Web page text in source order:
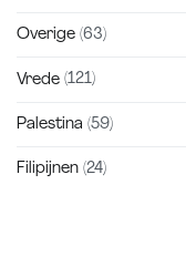
Overige (63)
Vrede (121)
Palestina (59)
Filipijnen (24)